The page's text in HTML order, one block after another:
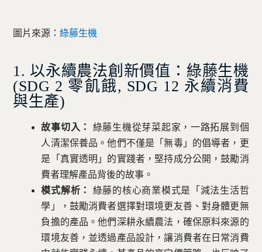
圖片來源：綠藤生機
1. 以永續農法創新價值：綠藤生機
(SDG 2 零飢餓, SDG 12 永續消費
與生產)
故事切入：
綠藤生機從芽菜起家，一路拓展到個
人清潔保養品。他們不僅是「無毒」的倡導者，更
是「真實透明」的實踐者，堅持成分公開，鼓勵消
費者理解產品背後的故事。
模式解析：
綠藤的核心商業模式是「減法生活哲
學」，鼓勵消費者選擇對環境更友善、對身體更無
負擔的產品。他們深耕永續農法，確保原料來源的
環境友善，並透過產品設計，讓消費者在日常消費